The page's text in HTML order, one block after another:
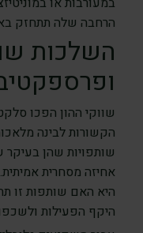
הרחבה שלה תתחזק
השלכות
שווקי ההון הפכו
הקשורות לבינה
שותפויות שהן בעיקר
היא האם שותפות זו
היקף הפעילות